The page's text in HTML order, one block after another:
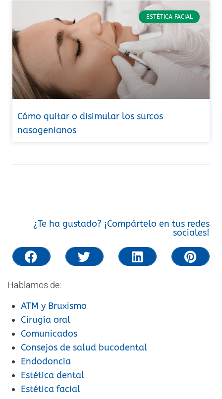
ESTÉTICA FACIAL
Cómo quitar o disimular los surcos
nasogenianos
¿Te ha gustado? ¡Compártelo en tus redes
sociales!
Hablamos de:
ATM y Bruxismo
Cirugía oral
Comunicados
Consejos de salud bucodental
Endodoncia
Estética dental
Estética facial